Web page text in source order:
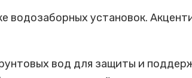
водозаборных установок.
вод для защиты и